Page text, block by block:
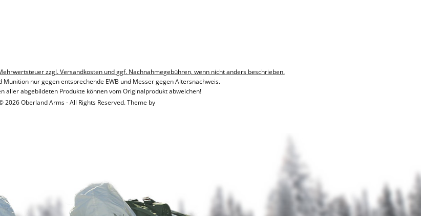
zzgl. Versandkosten und ggf. Nachnahmegebühren, wenn nicht anders beschrieben.
Munition nur gegen entsprechende EWB und Messer gegen Altersnachweis.
aller abgebildeten Produkte können vom Originalprodukt abweichen!
2026 Oberland Arms - All Rights Reserved. Theme by